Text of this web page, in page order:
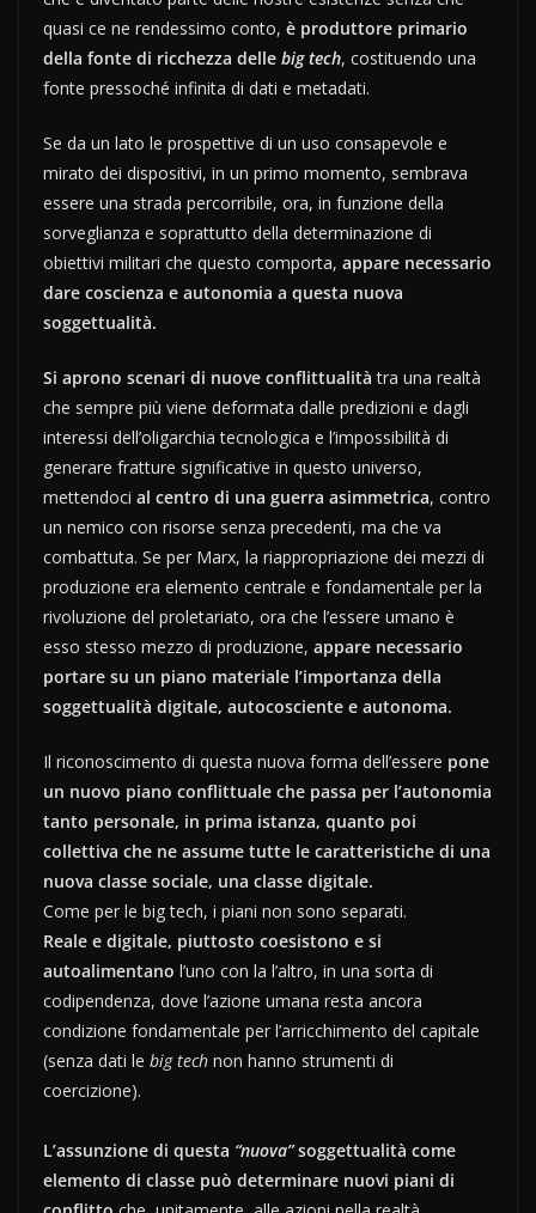
quasi ce ne rendessimo conto, è produttore primario
della fonte di ricchezza delle big tech, costituendo una
fonte pressoché infinita di dati e metadati.
Se da un lato le prospettive di un uso consapevole e
mirato dei dispositivi, in un primo momento, sembrava
essere una strada percorribile, ora, in funzione della
sorveglianza e soprattutto della determinazione di
obiettivi militari che questo comporta, appare necessario
dare coscienza e autonomia a questa nuova
soggettualità.
Si aprono scenari di nuove conflittualitàtra una realtà
che sempre più viene deformata dalle predizioni e dagli
interessi dell’oligarchia tecnologica e l’impossibilità di
generare fratture significative in questo universo,
mettendoci al centro di una guerra asimmetrica, contro
un nemico con risorse senza precedenti, ma che va
combattuta. Se per Marx, la riappropriazione dei mezzi di
produzione era elemento centrale e fondamentale per la
rivoluzione del proletariato, ora che l’essere umano è
esso stesso mezzo di produzione, appare necessario
portare su un piano materiale l’importanza della
soggettualità digitale, autocosciente e autonoma.
Il riconoscimento di questa nuova forma dell’essere pone
un nuovo piano conflittuale che passa per l’autonomia
tanto personale, in prima istanza, quanto poi
collettiva che ne assume tutte le caratteristiche di una
nuova classe sociale, una classe digitale.
Come per le big tech, i piani non sono separati.
Reale e digitale, piuttosto coesistono e si
autoalimentano l’uno con la l’altro, in una sorta di
codipendenza, dove l’azione umana resta ancora
condizione fondamentale per l’arricchimento del capitale
(senza dati le big tech non hanno strumenti di
coercizione).
L’assunzione di questa “nuova”soggettualità come
elemento di classe può determinare nuovi piani di